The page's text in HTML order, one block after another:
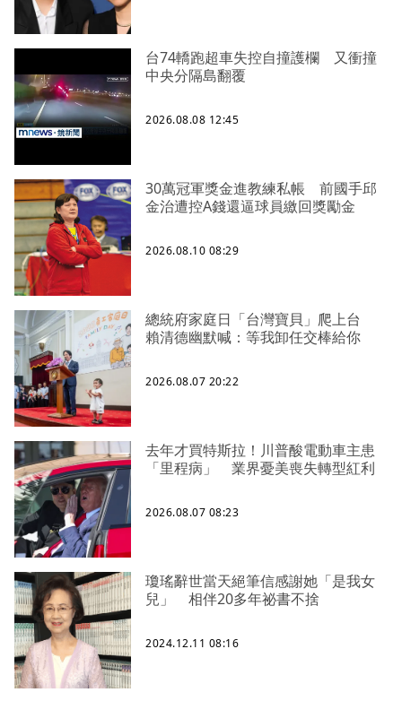
台74轎跑超車失控自撞護欄 又衝撞
中央分隔島翻覆
2026.08.08 12:45
30萬冠軍獎金進教練私帳 前國手邱
金治遭控A錢還逼球員繳回獎勵金
2026.08.10 08:29
總統府家庭日「台灣寶貝」爬上台
賴清德幽默喊：等我卸任交棒給你
2026.08.07 20:22
去年才買特斯拉！川普酸電動車主患
「里程病」 業界憂美喪失轉型紅利
2026.08.07 08:23
瓊瑤辭世當天絕筆信感謝她「是我女
兒」 相伴20多年祕書不捨
2024.12.11 08:16